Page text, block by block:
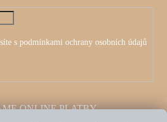
s podmínkami ochrany osobních údajů
ONLINE PLATBY